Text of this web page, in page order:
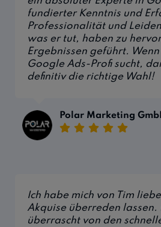
fundierter Kenntnis und
Professionalität und
was er tut, haben zu
Ergebnissen geführt.
Google Ads-Profi sucht,
definitiv die richtige Wahl!
Polar Marketing
Ich habe mich von Tim
Akquise überreden lassen.
überrascht von den